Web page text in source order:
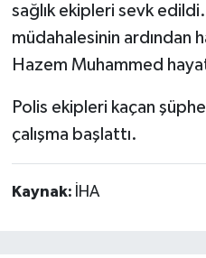
sağlık ekipleri sevk
müdahalesinin ardından
Hazem Muhammed
Polis ekipleri kaçan
çalışma başlattı.
Kaynak: İHA